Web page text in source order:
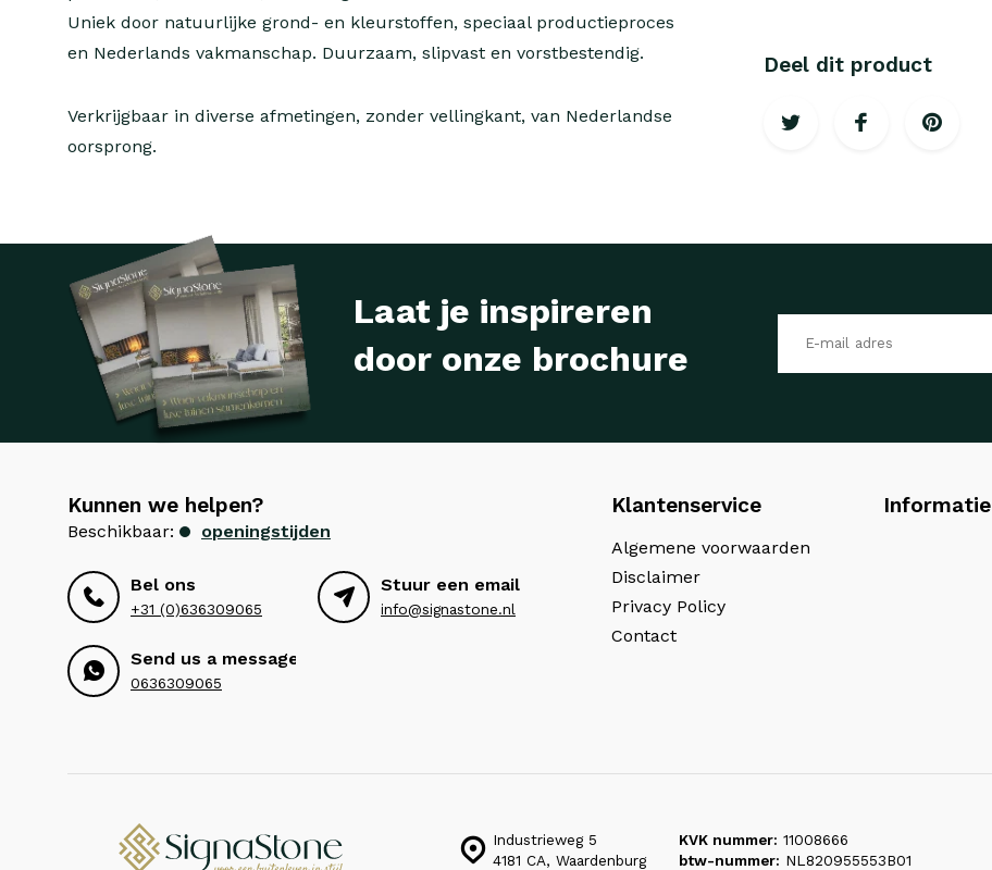
Uniek door natuurlijke grond- en kleurstoffen, speciaal productieproces
en Nederlands vakmanschap. Duurzaam, slipvast en vorstbestendig.
Verkrijgbaar in diverse afmetingen, zonder vellingkant, van Nederlandse
oorsprong.
Deel dit product
Laat je inspireren
door onze brochure
Kunnen we helpen?
Beschikbaar: openingstijden
Bel ons
+31 (0)636309065
Stuur een email
info@signastone.nl
Send us a message
0636309065
Klantenservice
Algemene voorwaarden
Disclaimer
Privacy Policy
Contact
Informatie
Industrieweg 5
4181 CA, Waardenburg
KVK nummer: 11008666
btw-nummer: NL820955553B01